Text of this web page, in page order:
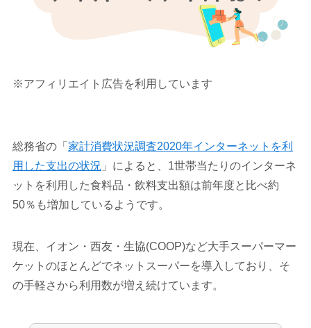
※アフィリエイト広告を利用しています
総務省の「 家計消費状況調査2020年インターネットを利
用した支出の状況 」によると、1世帯当たりのインターネ
ットを利用した食料品・飲料支出額は前年度と比べ約
50％も増加しているようです。
現在、イオン・西友・生協(COOP)など大手スーパーマー
ケットのほとんどでネットスーパーを導入しており、そ
の手軽さから利用数が増え続けています。